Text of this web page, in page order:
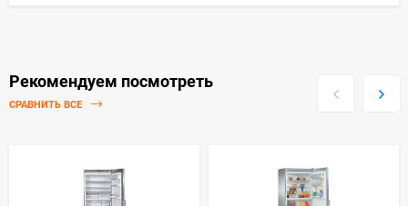
Рекомендуем посмотреть
СРАВНИТЬ ВСЕ